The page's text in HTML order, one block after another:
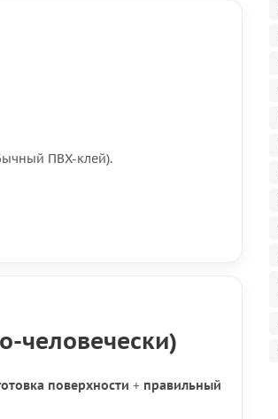
ПВХ-клей).
человечески)
поверхности + правильный